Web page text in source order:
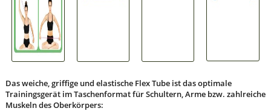
Das weiche, griffige und elastische Flex Tube ist das optimale
Trainingsgerät im Taschenformat für Schultern, Arme bzw. zahlreiche
Muskeln des Oberkörpers: